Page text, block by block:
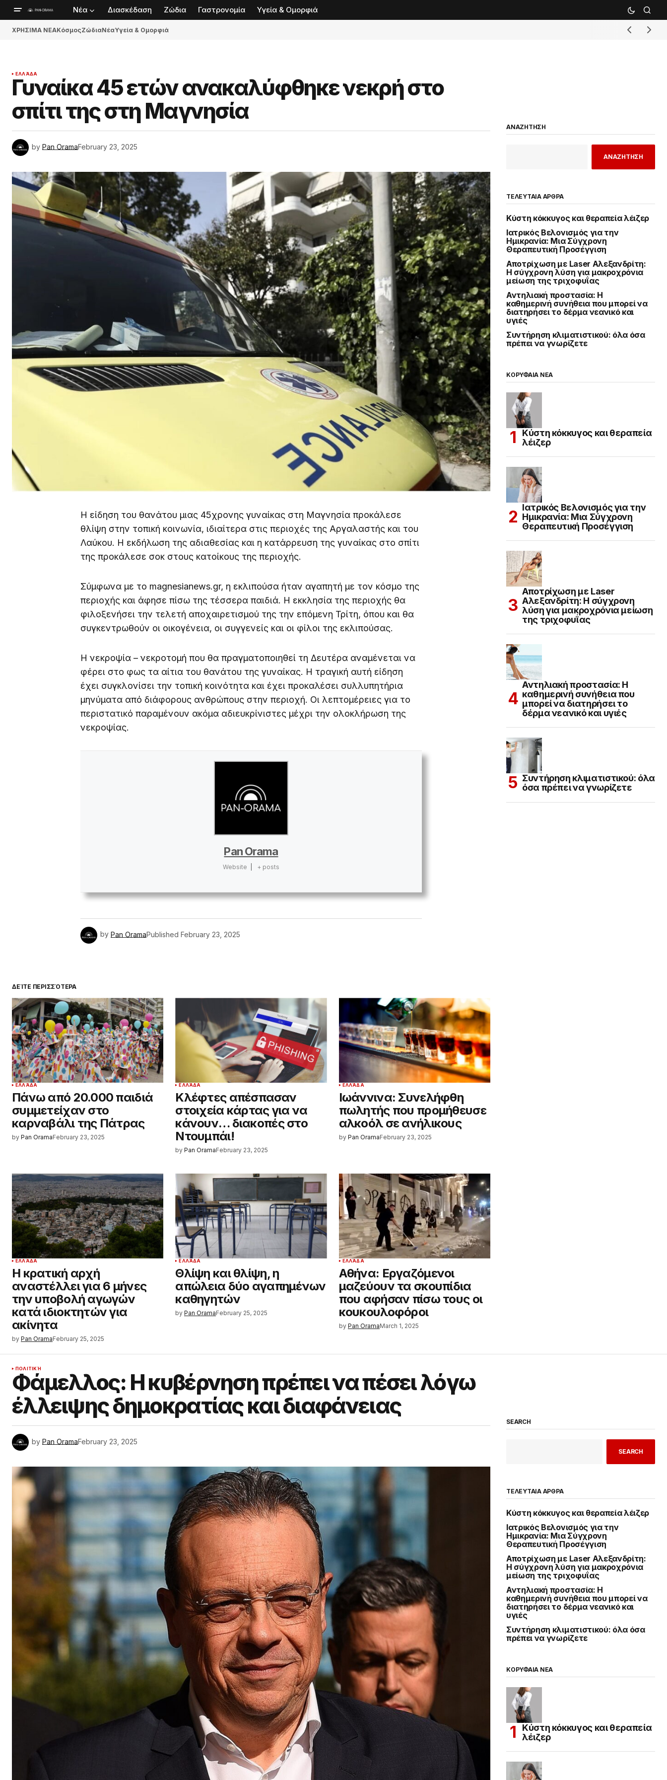
Νέα Διασκέδαση Ζώδια Γαστρονομία Υγεία & Ομορφιά
ΧΡΗΣΙΜΑ ΝΕΑΚόσμοςΖώδιαΝέαΥγεία & Ομορφιά
ΕΛΛΆΔΑ
Γυναίκα 45 ετών ανακαλύφθηκε νεκρή στο
σπίτι της στη Μαγνησία
by Pan OramaFebruary 23, 2025
Η είδηση του θανάτου μιας 45χρονης γυναίκας στη Μαγνησία προκάλεσε
θλίψη στην τοπική κοινωνία, ιδιαίτερα στις περιοχές της Αργαλαστής και του
Λαύκου. Η εκδήλωση της αδιαθεσίας και η κατάρρευση της γυναίκας στο σπίτι
της προκάλεσε σοκ στους κατοίκους της περιοχής.
Σύμφωνα με το magnesianews.gr, η εκλιπούσα ήταν αγαπητή με τον κόσμο της
περιοχής και άφησε πίσω της τέσσερα παιδιά. Η εκκλησία της περιοχής θα
φιλοξενήσει την τελετή αποχαιρετισμού της την επόμενη Τρίτη, όπου και θα
συγκεντρωθούν οι οικογένεια, οι συγγενείς και οι φίλοι της εκλιπούσας.
Η νεκροψία – νεκροτομή που θα πραγματοποιηθεί τη Δευτέρα αναμένεται να
φέρει στο φως τα αίτια του θανάτου της γυναίκας. Η τραγική αυτή είδηση
έχει συγκλονίσει την τοπική κοινότητα και έχει προκαλέσει συλλυπητήρια
μηνύματα από διάφορους ανθρώπους στην περιοχή. Οι λεπτομέρειες για το
περιστατικό παραμένουν ακόμα αδιευκρίνιστες μέχρι την ολοκλήρωση της
νεκροψίας.
Pan Orama
Website + posts
by Pan OramaPublished February 23, 2025
ΔΕΊΤΕ ΠΕΡΙΣΣΌΤΕΡΑ
ΕΛΛΆΔΑ
Πάνω από 20.000 παιδιά
συμμετείχαν στο
καρναβάλι της Πάτρας
by Pan OramaFebruary 23, 2025
ΕΛΛΆΔΑ
Κλέφτες απέσπασαν
στοιχεία κάρτας για να
κάνουν… διακοπές στο
Ντουμπάι!
by Pan OramaFebruary 23, 2025
ΕΛΛΆΔΑ
Ιωάννινα: Συνελήφθη
πωλητής που προμήθευσε
αλκοόλ σε ανήλικους
by Pan OramaFebruary 23, 2025
ΕΛΛΆΔΑ
Η κρατική αρχή
αναστέλλει για 6 μήνες
την υποβολή αγωγών
κατά ιδιοκτητών για
ακίνητα
by Pan OramaFebruary 25, 2025
ΕΛΛΆΔΑ
Θλίψη και θλίψη, η
απώλεια δύο αγαπημένων
καθηγητών
by Pan OramaFebruary 25, 2025
ΕΛΛΆΔΑ
Αθήνα: Εργαζόμενοι
μαζεύουν τα σκουπίδια
που αφήσαν πίσω τους οι
κουκουλοφόροι
by Pan OramaMarch 1, 2025
ΑΝΑΖΗΤΗΣΗ
ΑΝΑΖΗΤΗΣΗ
ΤΕΛΕΥΤΑΙΑ ΑΡΘΡΑ
Κύστη κόκκυγος και θεραπεία λέιζερ
Ιατρικός Βελονισμός για την
Ημικρανία: Μια Σύγχρονη
Θεραπευτική Προσέγγιση
Αποτρίχωση με Laser Αλεξανδρίτη:
Η σύγχρονη λύση για μακροχρόνια
μείωση της τριχοφυΐας
Αντηλιακή προστασία: Η
καθημερινή συνήθεια που μπορεί να
διατηρήσει το δέρμα νεανικό και
υγιές
Συντήρηση κλιματιστικού: όλα όσα
πρέπει να γνωρίζετε
ΚΟΡΥΦΑΙΑ ΝΕΑ
Κύστη κόκκυγος και θεραπεία
λέιζερ
Ιατρικός Βελονισμός για την
Ημικρανία: Μια Σύγχρονη
Θεραπευτική Προσέγγιση
Αποτρίχωση με Laser
Αλεξανδρίτη: Η σύγχρονη
λύση για μακροχρόνια μείωση
της τριχοφυΐας
Αντηλιακή προστασία: Η
καθημερινή συνήθεια που
μπορεί να διατηρήσει το
δέρμα νεανικό και υγιές
Συντήρηση κλιματιστικού: όλα
όσα πρέπει να γνωρίζετε
ΠΟΛΙΤΙΚΉ
Φάμελλος: Η κυβέρνηση πρέπει να πέσει λόγω
έλλειψης δημοκρατίας και διαφάνειας
by Pan OramaFebruary 23, 2025
SEARCH
SEARCH
ΤΕΛΕΥΤΑΙΑ ΑΡΘΡΑ
Κύστη κόκκυγος και θεραπεία λέιζερ
Ιατρικός Βελονισμός για την
Ημικρανία: Μια Σύγχρονη
Θεραπευτική Προσέγγιση
Αποτρίχωση με Laser Αλεξανδρίτη:
Η σύγχρονη λύση για μακροχρόνια
μείωση της τριχοφυΐας
Αντηλιακή προστασία: Η
καθημερινή συνήθεια που μπορεί να
διατηρήσει το δέρμα νεανικό και
υγιές
Συντήρηση κλιματιστικού: όλα όσα
πρέπει να γνωρίζετε
ΚΟΡΥΦΑΙΑ ΝΕΑ
Κύστη κόκκυγος και θεραπεία
λέιζερ